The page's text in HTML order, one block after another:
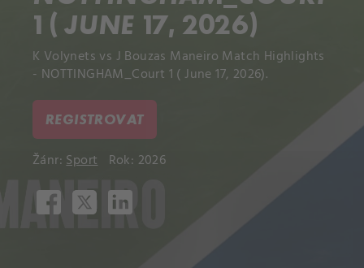
1 ( JUNE 17, 2026)
K Volynets vs J Bouzas Maneiro Match Highlights
- NOTTINGHAM_Court 1 ( June 17, 2026).
REGISTROVAT
Žánr:Sport Rok: 2026